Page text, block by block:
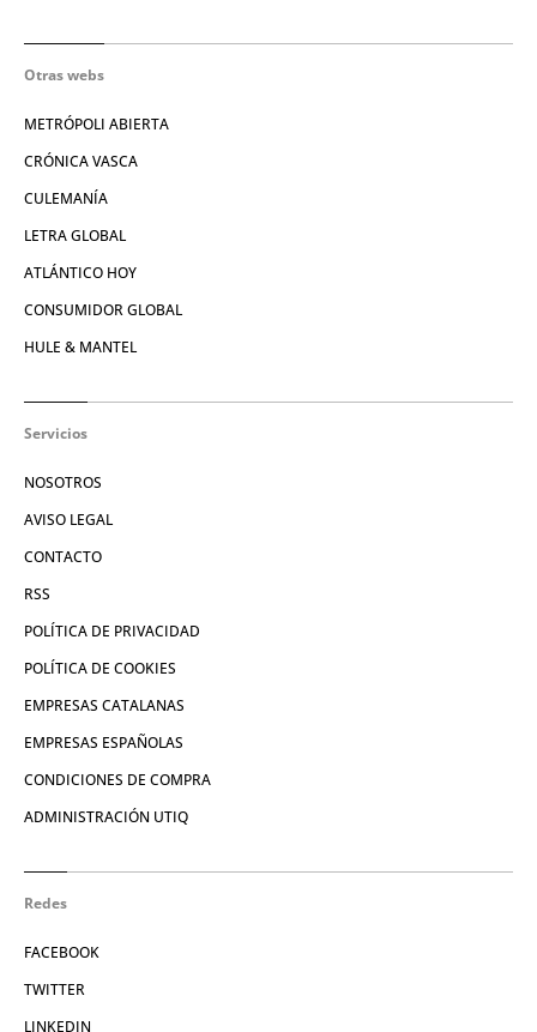
Otras webs
METRÓPOLI ABIERTA
CRÓNICA VASCA
CULEMANÍA
LETRA GLOBAL
ATLÁNTICO HOY
CONSUMIDOR GLOBAL
HULE & MANTEL
Servicios
NOSOTROS
AVISO LEGAL
CONTACTO
RSS
POLÍTICA DE PRIVACIDAD
POLÍTICA DE COOKIES
EMPRESAS CATALANAS
EMPRESAS ESPAÑOLAS
CONDICIONES DE COMPRA
ADMINISTRACIÓN UTIQ
Redes
FACEBOOK
TWITTER
LINKEDIN